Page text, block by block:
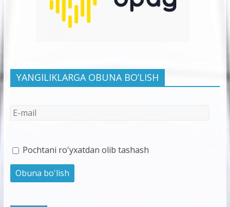
YANGILIKLARGA OBUNA BO’LISH
Pochtani ro'yxatdan olib tashash